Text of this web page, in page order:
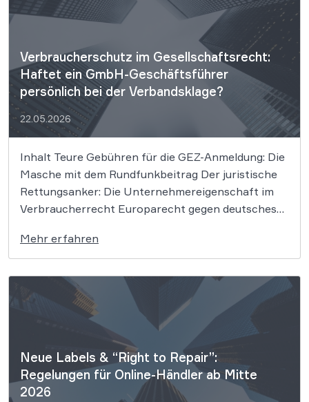
Verbraucherschutz im Gesellschaftsrecht:
Haftet ein GmbH-Geschäftsführer
persönlich bei der Verbandsklage?
22.05.2026
Inhalt Teure Gebühren für die GEZ-Anmeldung: Die
Masche mit dem Rundfunkbeitrag Der juristische
Rettungsanker: Die Unternehmereigenschaft im
Verbraucherrecht Europarecht gegen deutsches
Kompetente Vertretung im Verbraucher- und
Wettbewerbsrecht Wer im Internet getäuscht wird,
bleibt oft auf seinem Schaden sitzen – vor allem,
wenn […]
Mehr erfahren
Neue Labels & “Right to Repair”:
Regelungen für Online-Händler ab Mitte
2026